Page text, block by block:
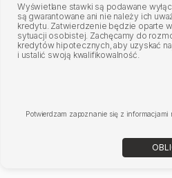
Wyświetlane stawki są podawane
są gwarantowane ani nie należy ich
kredytu. Zatwierdzenie będzie oparte
sytuacji osobistej. Zachęcamy do
kredytów hipotecznych, aby uzyskać
i ustalić swoją kwalifikowalność.
Potwierdzam zapoznanie się z informacjami